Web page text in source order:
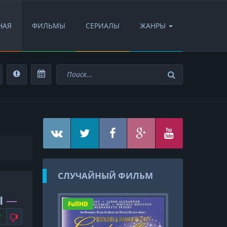
ФИЛЬМЫ СЕРИАЛЫ ЖАНРЫ
—
НЕ НРАВИТСЯ
СЛУЧАЙНЫЙ ФИЛЬМ
FullHD